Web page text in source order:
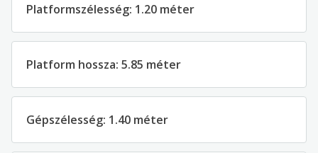
Platformszélesség: 1.20 méter
Platform hossza: 5.85 méter
Gépszélesség: 1.40 méter